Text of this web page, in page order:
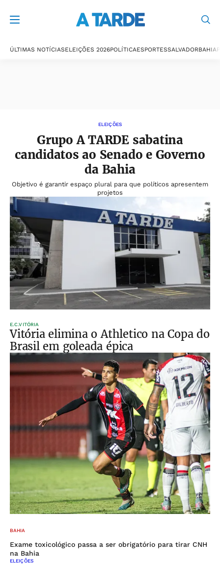
ÚLTIMAS NOTÍCIASELEIÇÕES 2026POLÍTICAESPORTESSALVADORBAHIA
ELEIÇÕES
Grupo A TARDE sabatina
candidatos ao Senado e Governo
da Bahia
Objetivo é garantir espaço plural para que políticos apresentem
projetos
E.C.VITÓRIA
Vitória elimina o Athletico na Copa do
Brasil em goleada épica
BAHIA
Exame toxicológico passa a ser obrigatório para tirar CNH
na Bahia
ELEIÇÕES